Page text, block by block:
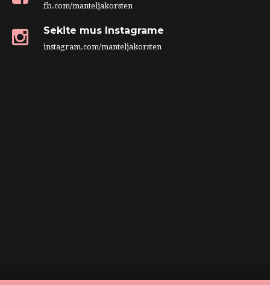
fb.com/manteljakorsten
Sekite mus Instagrame
instagram.com/manteljakorsten